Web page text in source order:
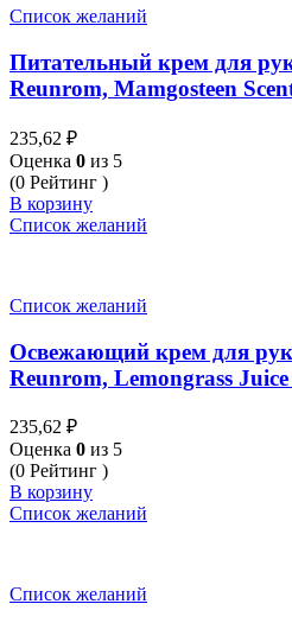
Список желаний
Питательный крем для
Reunrom, Mamgosteen
235,62 ₽
Оценка 0 из 5
(0 Рейтинг )
В корзину
Список желаний
Список желаний
Освежающий крем для рук
Reunrom, Lemongrass
235,62 ₽
Оценка 0 из 5
(0 Рейтинг )
В корзину
Список желаний
Список желаний